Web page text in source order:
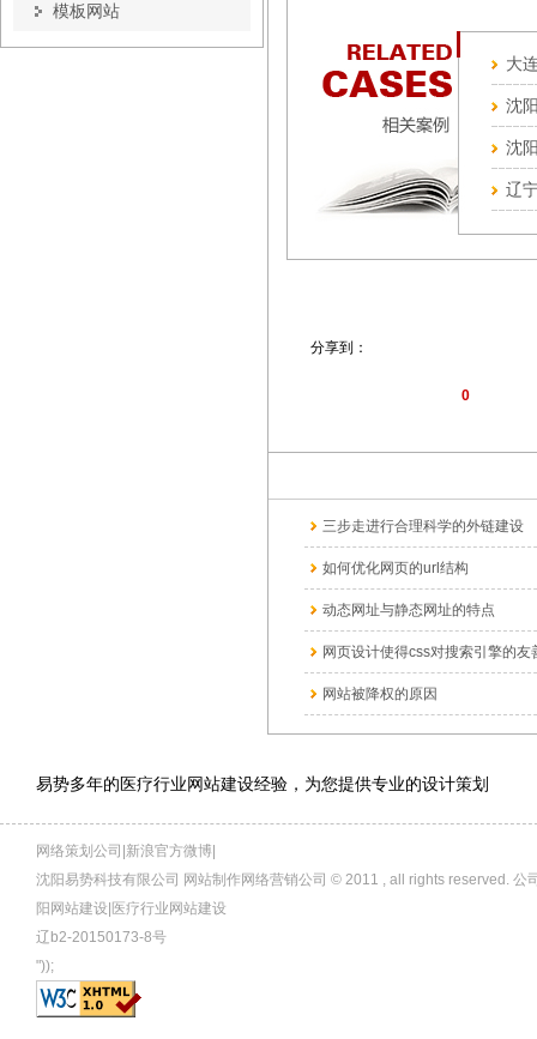
模板网站
大
沈
沈
辽
分享到：
0
三步走进行合理科学的外链建设
如何优化网页的url结构
动态网址与静态网址的特点
网页设计使得css对搜索引擎的友
网站被降权的原因
易势多年的医疗行业网站建设经验，为您提供专业的设计策划
网络策划公司|新浪官方微博|
沈阳易势科技有限公司 网站制作网络营销公司 © 2011 , all rights reserved.
阳网站建设|医疗行业网站建设
辽b2-20150173-8号
"));